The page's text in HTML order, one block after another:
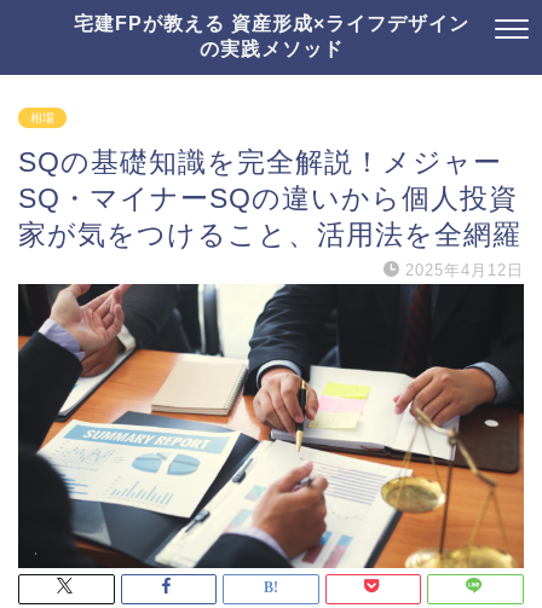
宅建FPが教える 資産形成×ライフデザイン
の実践メソッド
相場
SQの基礎知識を完全解説！メジャー
SQ・マイナーSQの違いから個人投資
家が気をつけること、活用法を全網羅
2025年4月12日